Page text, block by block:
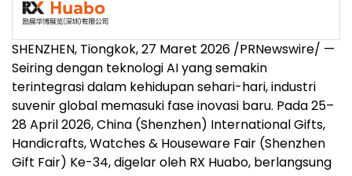
SHENZHEN, Tiongkok, 27 Maret 2026 /PRNewswire/ —
Seiring dengan teknologi AI yang semakin
terintegrasi dalam kehidupan sehari-hari, industri
suvenir global memasuki fase inovasi baru. Pada 25–
28 April 2026, China (Shenzhen) International Gifts,
Handicrafts, Watches & Houseware Fair (Shenzhen
Gift Fair) Ke-34, digelar oleh RX Huabo, berlangsung